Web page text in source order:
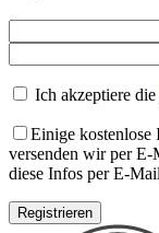
Ich akzeptiere die
Einige kostenlose
versenden wir per E-
diese Infos per E-
Registrieren